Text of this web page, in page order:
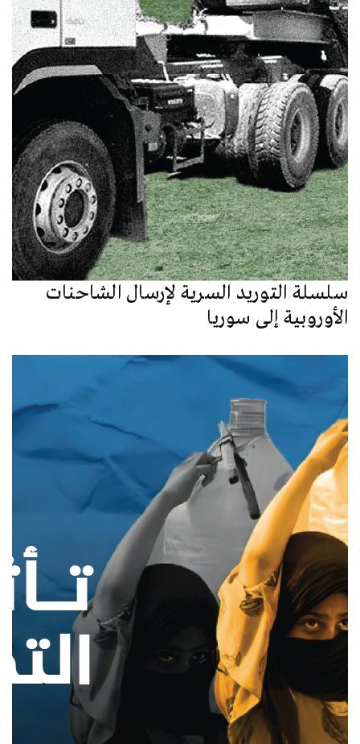
سلسلة التوريد السرية لإرسال الشاحنات
الأوروبية إلى سوريا